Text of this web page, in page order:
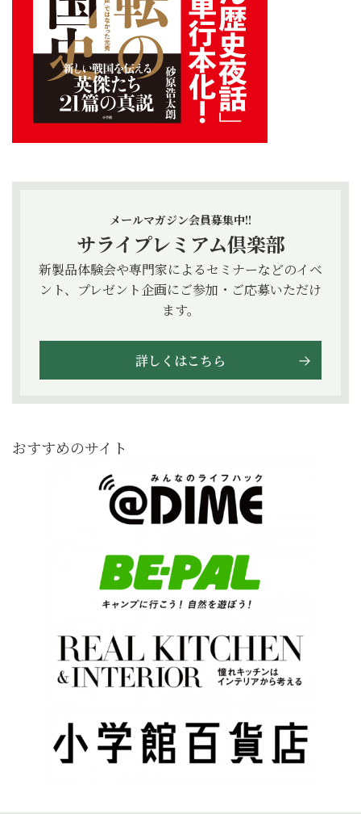
メールマガジン会員募集中!!
サライプレミアム倶楽部
新製品体験会や専門家によるセミナーなどのイベ
ント、プレゼント企画にご参加・ご応募いただけ
ます。
詳しくはこちら
おすすめのサイト